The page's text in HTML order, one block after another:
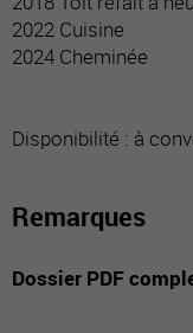
2022 Cuisine
2024 Cheminée
Disponibilité : à
Remarques
Dossier PDF